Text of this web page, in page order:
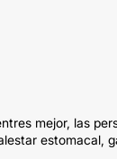
mejor, las
estomacal,